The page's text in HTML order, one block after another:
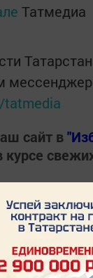
Татмедиа
сайт в
курсе